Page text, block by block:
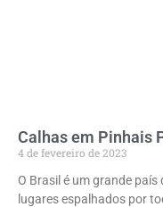
Calhas em Pinhais
4 de fevereiro de 2023
O Brasil é um grande
lugares espalhados por